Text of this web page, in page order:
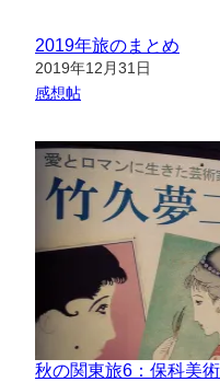
2019年旅のまとめ
日付
2019年12月31日
関連理由
感想帖
秋の関東旅6：保科美